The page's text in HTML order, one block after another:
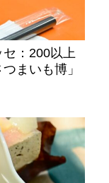
セ：200以上
まいも博」